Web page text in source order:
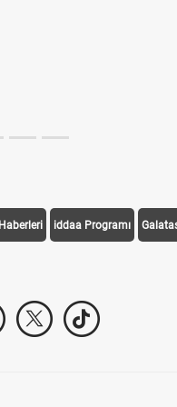
iddaa Programı